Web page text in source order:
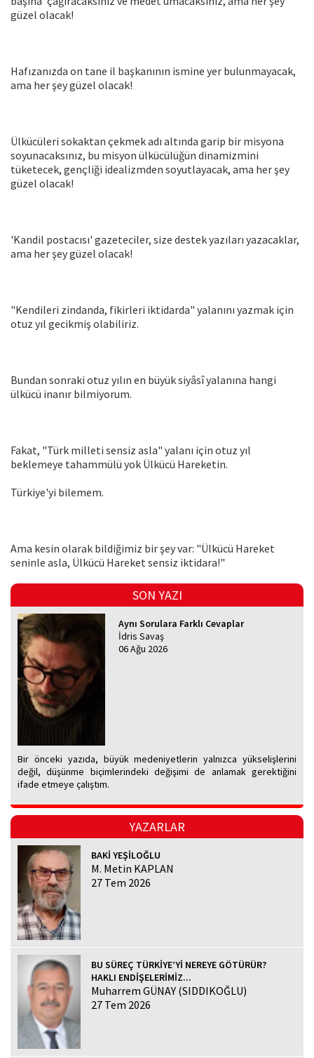
güzel olacak!
Hafızanızda on tane il başkanının ismine yer bulunmayacak,
ama her şey güzel olacak!
Ülkücüleri sokaktan çekmek adı altında garip bir misyona
soyunacaksınız, bu misyon ülkücülüğün dinamizmini
tüketecek, gençliği idealizmden soyutlayacak, ama her şey
güzel olacak!
'Kandil postacısı' gazeteciler, size destek yazıları yazacaklar,
ama her şey güzel olacak!
"Kendileri zindanda, fikirleri iktidarda" yalanını yazmak için
otuz yıl gecikmiş olabiliriz.
Bundan sonraki otuz yılın en büyük siyâsî yalanına hangi
ülkücü inanır bilmiyorum.
Fakat, "Türk milleti sensiz asla" yalanı için otuz yıl
beklemeye tahammülü yok Ülkücü Hareketin.
Türkiye'yi bilemem.
Ama kesin olarak bildiğimiz bir şey var: "Ülkücü Hareket
seninle asla, Ülkücü Hareket sensiz iktidara!"
SON YAZI
Aynı Sorulara Farklı Cevaplar
İdris Savaş
06 Ağu 2026
Bir önceki yazıda, büyük medeniyetlerin yalnızca yükselişlerini
değil, düşünme biçimlerindeki değişimi de anlamak gerektiğini
ifade etmeye çalıştım.
YAZARLAR
BAKİ YEŞİLOĞLU
M. Metin KAPLAN
27 Tem 2026
BU SÜREÇ TÜRKİYE’Yİ NEREYE GÖTÜRÜR?
HAKLI ENDİŞELERİMİZ...
Muharrem GÜNAY (SIDDIKOĞLU)
27 Tem 2026